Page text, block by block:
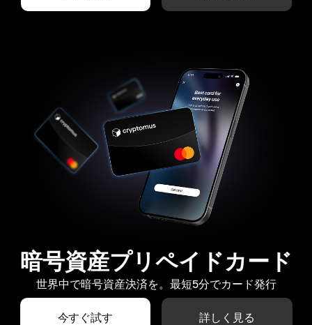
暗号資産プリペイドカード
世界中で暗号資産決済を。最短5分でカード発行
今すぐ試す 詳しく見る